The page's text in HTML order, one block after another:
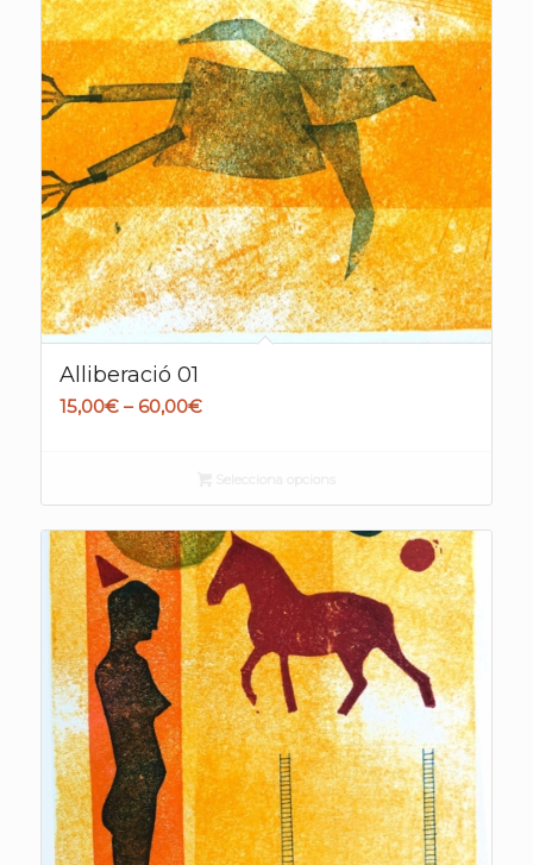
Alliberació 01
15,00€ – 60,00€Interval
60,00€